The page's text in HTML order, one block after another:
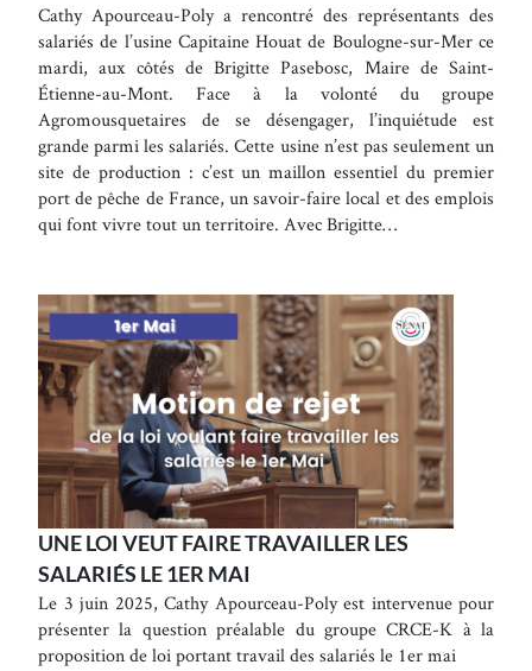
Cathy Apourceau-Poly a rencontré des représentants des
salariés de l’usine Capitaine Houat de Boulogne-sur-Mer ce
mardi, aux côtés de Brigitte Pasebosc, Maire de Saint-
Étienne-au-Mont. Face à la volonté du groupe
Agromousquetaires de se désengager, l’inquiétude est
grande parmi les salariés. Cette usine n’est pas seulement un
site de production : c’est un maillon essentiel du premier
port de pêche de France, un savoir-faire local et des emplois
qui font vivre tout un territoire. Avec Brigitte…
UNE LOI VEUT FAIRE TRAVAILLER LES
SALARIÉS LE 1ER MAI
Le 3 juin 2025, Cathy Apourceau-Poly est intervenue pour
présenter la question préalable du groupe CRCE-K à la
proposition de loi portant travail des salariés le 1er mai